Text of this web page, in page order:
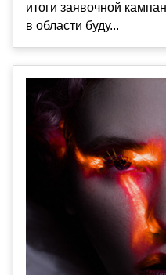
итоги заявочной
в области буду...